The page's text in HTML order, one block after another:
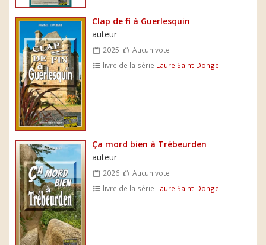
Clap de fin à Guerlesquin
auteur
2025
Aucun vote
livre de la série Laure Saint-Donge
Ça mord bien à Trébeurden
auteur
2026
Aucun vote
livre de la série Laure Saint-Donge